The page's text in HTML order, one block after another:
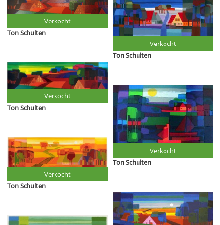
Ton Schulten
Verkocht
Ton Schulten
Verkocht
Ton Schulten
Verkocht
Ton Schulten
Verkocht
Ton Schulten
Verkocht